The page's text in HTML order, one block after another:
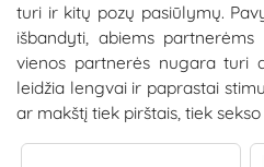
turi ir kitų pozų pasiūlymų.
išbandyti, abiems
vienos partnerės nugara turi
leidžia lengvai ir paprastai
ar makštį tiek pirštais, tiek sekso